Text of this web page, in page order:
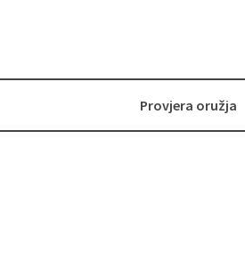
Provjera oružja